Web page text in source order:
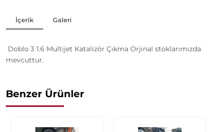
İçerik Galeri
Doblo 3 1.6 Multijet Katalizör Çıkma Orjinal stoklarımızda
mevcuttur.
Benzer Ürünler